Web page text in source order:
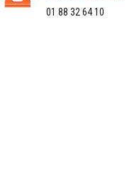
01 88 32 64 10